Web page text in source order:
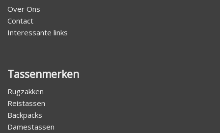
Over Ons
Contact
Interessante links
Tassenmerken
Rugzakken
Reistassen
Backpacks
Damestassen